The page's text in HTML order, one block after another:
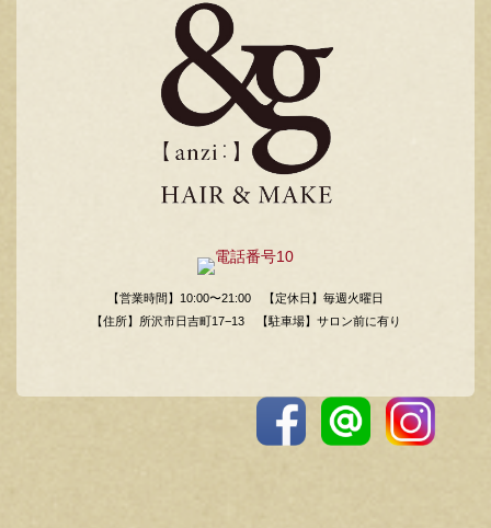
【営業時間】10:00〜21:00
【定休日】毎週火曜日
【住所】所沢市日吉町17−13
【駐車場】サロン前に有り